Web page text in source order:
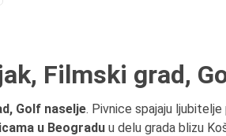
Filmski grad,
Golf naselje. Pivnice spajaju
u Beogradu u delu grada blizu